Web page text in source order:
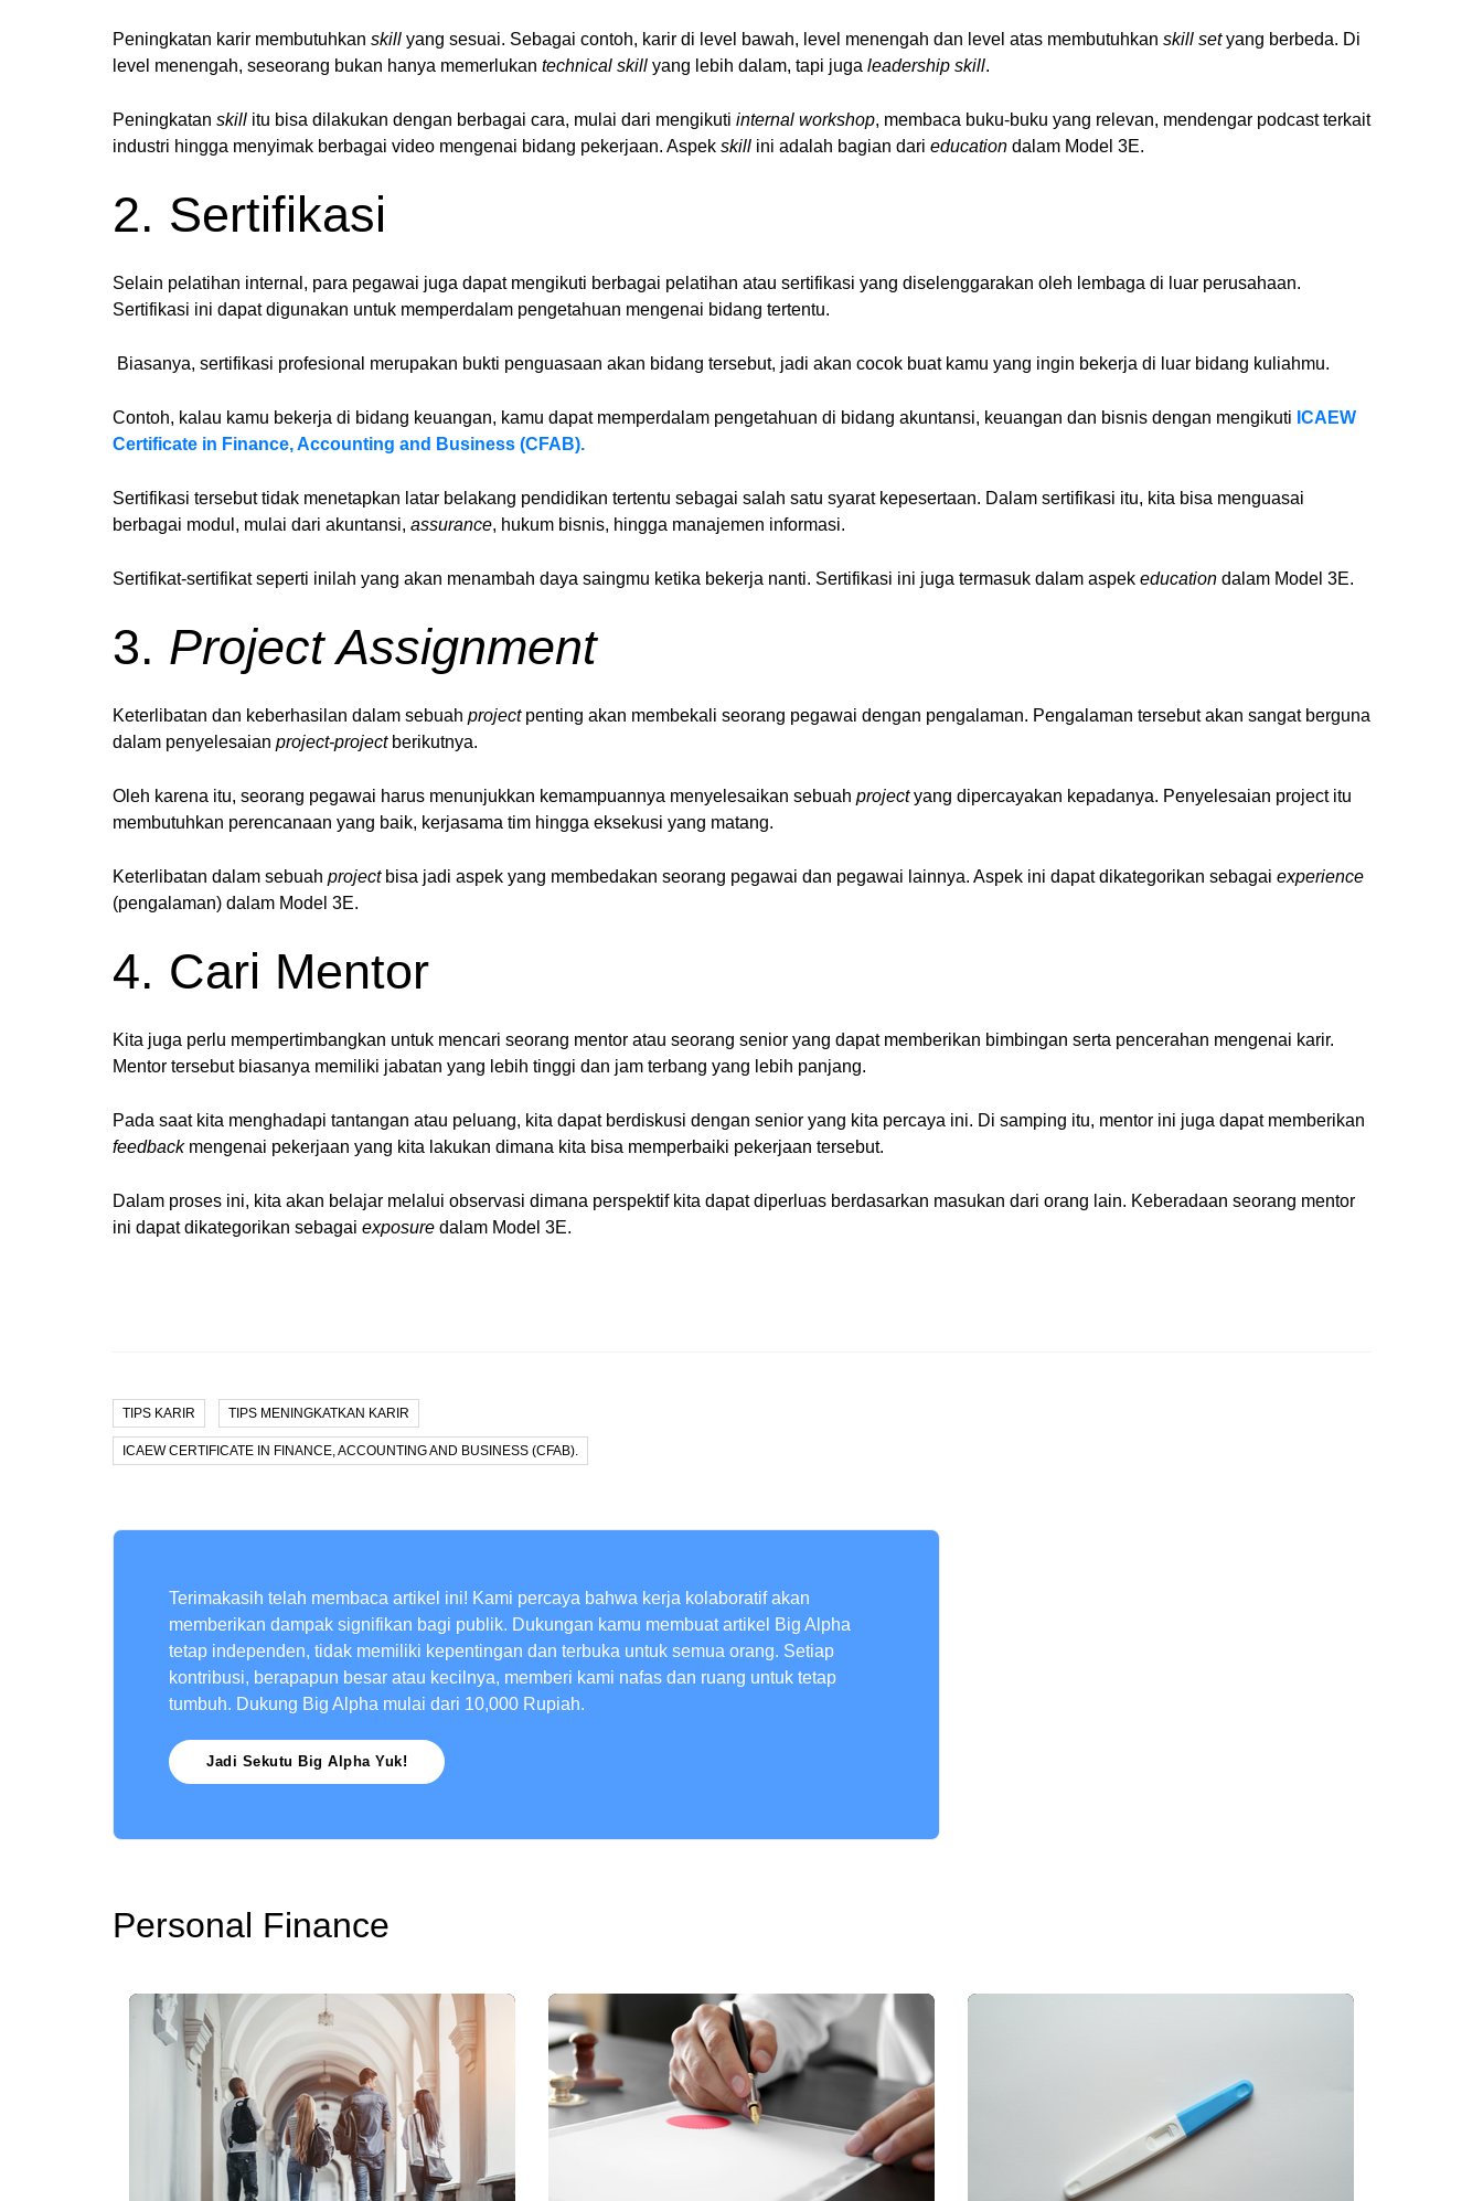
Peningkatan karir membutuhkan skill yang sesuai. Sebagai contoh, karir di level bawah, level menengah dan level atas membutuhkan skill setyang berbeda. Di
level menengah, seseorang bukan hanya memerlukan technical skill yang lebih dalam, tapi juga leadership skill.
Peningkatan skill itu bisa dilakukan dengan berbagai cara, mulai dari mengikuti internal workshop, membaca buku-buku yang relevan, mendengar podcast terkait
industri hingga menyimak berbagai video mengenai bidang pekerjaan. Aspek skill ini adalah bagian dari education dalam Model 3E.
2. Sertifikasi
Selain pelatihan internal, para pegawai juga dapat mengikuti berbagai pelatihan atau sertifikasi yang diselenggarakan oleh lembaga di luar perusahaan.
Sertifikasi ini dapat digunakan untuk memperdalam pengetahuan mengenai bidang tertentu.
Biasanya, sertifikasi profesional merupakan bukti penguasaan akan bidang tersebut, jadi akan cocok buat kamu yang ingin bekerja di luar bidang kuliahmu.
Contoh, kalau kamu bekerja di bidang keuangan, kamu dapat memperdalam pengetahuan di bidang akuntansi, keuangan dan bisnis dengan mengikuti ICAEW
Certificate in Finance, Accounting and Business (CFAB).
Sertifikasi tersebut tidak menetapkan latar belakang pendidikan tertentu sebagai salah satu syarat kepesertaan. Dalam sertifikasi itu, kita bisa menguasai
berbagai modul, mulai dari akuntansi, assurance, hukum bisnis, hingga manajemen informasi.
Sertifikat-sertifikat seperti inilah yang akan menambah daya saingmu ketika bekerja nanti. Sertifikasi ini juga termasuk dalam aspek education dalam Model 3E.
3. Project Assignment
Keterlibatan dan keberhasilan dalam sebuah projectpenting akan membekali seorang pegawai dengan pengalaman. Pengalaman tersebut akan sangat berguna
dalam penyelesaian project-projectberikutnya.
Oleh karena itu, seorang pegawai harus menunjukkan kemampuannya menyelesaikan sebuah projectyang dipercayakan kepadanya. Penyelesaian project itu
membutuhkan perencanaan yang baik, kerjasama tim hingga eksekusi yang matang.
Keterlibatan dalam sebuah projectbisa jadi aspek yang membedakan seorang pegawai dan pegawai lainnya. Aspek ini dapat dikategorikan sebagai experience
(pengalaman) dalam Model 3E.
4. Cari Mentor
Kita juga perlu mempertimbangkan untuk mencari seorang mentor atau seorang senior yang dapat memberikan bimbingan serta pencerahan mengenai karir.
Mentor tersebut biasanya memiliki jabatan yang lebih tinggi dan jam terbang yang lebih panjang.
Pada saat kita menghadapi tantangan atau peluang, kita dapat berdiskusi dengan senior yang kita percaya ini. Di samping itu, mentor ini juga dapat memberikan
feedbackmengenai pekerjaan yang kita lakukan dimana kita bisa memperbaiki pekerjaan tersebut.
Dalam proses ini, kita akan belajar melalui observasi dimana perspektif kita dapat diperluas berdasarkan masukan dari orang lain. Keberadaan seorang mentor
ini dapat dikategorikan sebagai exposure dalam Model 3E.
TIPS KARIR TIPS MENINGKATKAN KARIR
ICAEW CERTIFICATE IN FINANCE, ACCOUNTING AND BUSINESS (CFAB).
Terimakasih telah membaca artikel ini! Kami percaya bahwa kerja kolaboratif akan
memberikan dampak signifikan bagi publik. Dukungan kamu membuat artikel Big Alpha
tetap independen, tidak memiliki kepentingan dan terbuka untuk semua orang. Setiap
kontribusi, berapapun besar atau kecilnya, memberi kami nafas dan ruang untuk tetap
tumbuh. Dukung Big Alpha mulai dari 10,000 Rupiah.
Jadi Sekutu Big Alpha Yuk!
Personal Finance